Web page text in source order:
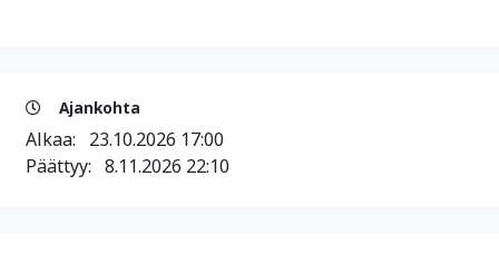
Ajankohta
Alkaa: 23.10.2026 17:00
Päättyy: 8.11.2026 22:10